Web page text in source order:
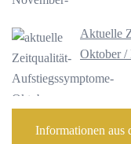
Aktuelle
Oktober /
Informationen aus